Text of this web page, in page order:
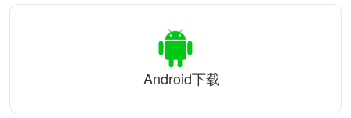
Android下载